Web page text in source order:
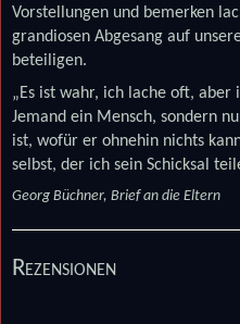
Vorstellungen und bemerken
grandiosen Abgesang auf
beteiligen.
„Es ist wahr, ich lache oft,
Jemand ein Mensch, sondern
ist, wofür er ohnehin nichts
selbst, der ich sein Schicksal
Georg Büchner, Brief an die Eltern
Rezensionen